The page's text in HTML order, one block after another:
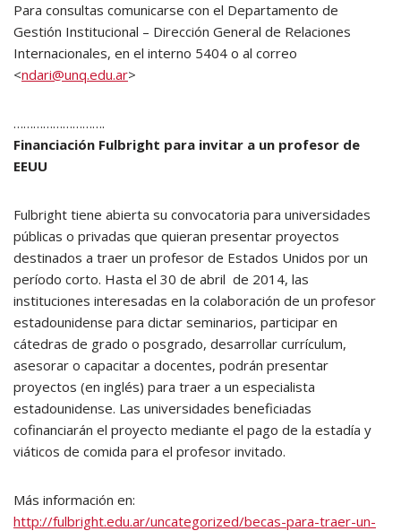
Para consultas comunicarse con el Departamento de
Gestión Institucional – Dirección General de Relaciones
Internacionales, en el interno 5404 o al correo
<ndari@unq.edu.ar>
……………………….
Financiación Fulbright para invitar a un profesor de
EEUU
Fulbright tiene abierta su convocatoria para universidades
públicas o privadas que quieran presentar proyectos
destinados a traer un profesor de Estados Unidos por un
período corto. Hasta el 30 de abril de 2014, las
instituciones interesadas en la colaboración de un profesor
estadounidense para dictar seminarios, participar en
cátedras de grado o posgrado, desarrollar currículum,
asesorar o capacitar a docentes, podrán presentar
proyectos (en inglés) para traer a un especialista
estadounidense. Las universidades beneficiadas
cofinanciarán el proyecto mediante el pago de la estadía y
viáticos de comida para el profesor invitado.
Más información en:
http://fulbright.edu.ar/uncategorized/becas-para-traer-un-